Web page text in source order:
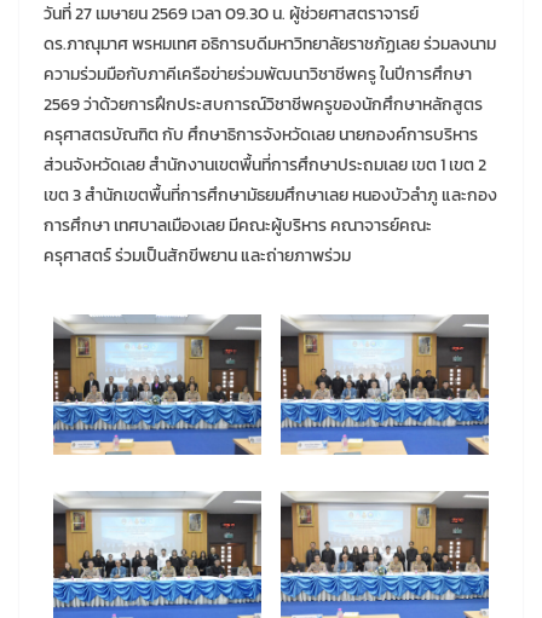
วันที่ 27 เมษายน 2569 เวลา 09.30 น. ผู้ช่วยศาสตราจารย์
ดร.ภาณุมาศ พรหมเทศ อธิการบดีมหาวิทยาลัยราชภัฏเลย ร่วมลงนาม
ความร่วมมือกับภาคีเครือข่ายร่วมพัฒนาวิชาชีพครู ในปีการศึกษา
2569 ว่าด้วยการฝึกประสบการณ์วิชาชีพครูของนักศึกษาหลักสูตร
ครุศาสตรบัณฑิต กับ ศึกษาธิการจังหวัดเลย นายกองค์การบริหาร
ส่วนจังหวัดเลย สำนักงานเขตพื้นที่การศึกษาประถมเลย เขต 1 เขต 2
เขต 3 สำนักเขตพื้นที่การศึกษามัธยมศึกษาเลย หนองบัวลำภู และกอง
การศึกษา เทศบาลเมืองเลย มีคณะผู้บริหาร คณาจารย์คณะ
ครุศาสตร์ ร่วมเป็นสักขีพยาน และถ่ายภาพร่วม